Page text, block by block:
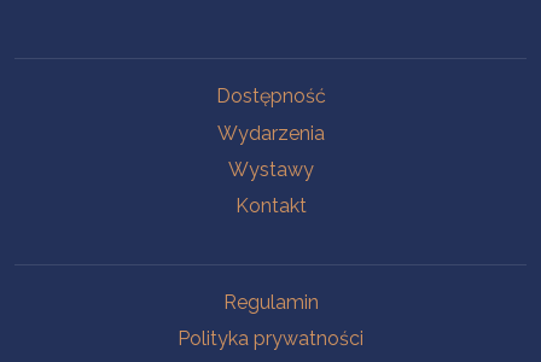
Dostępność
Wydarzenia
Wystawy
Kontakt
Regulamin
Polityka prywatności